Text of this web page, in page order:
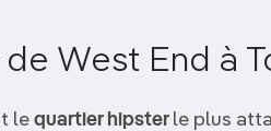
West End à
le quartier hipster le plus